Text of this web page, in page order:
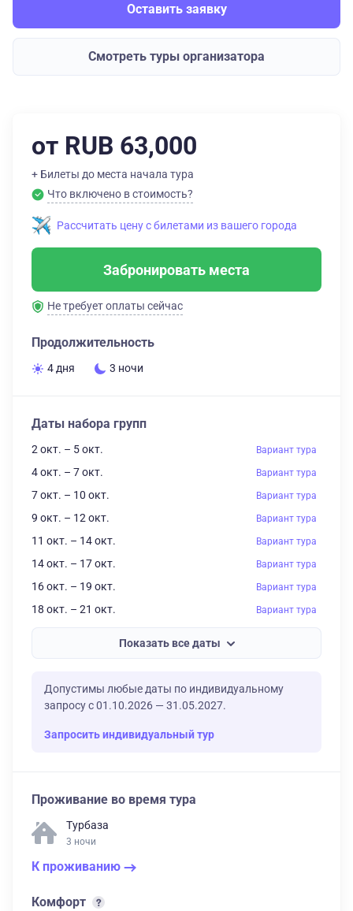
Оставить заявку
Смотреть туры организатора
от RUB 63,000
+ Билеты до места начала тура
Что включено в стоимость?
Рассчитать цену с билетами из вашего города
Забронировать места
Не требует оплаты сейчас
Продолжительность
4 дня 3 ночи
Даты набора групп
2 окт. – 5 окт. Вариант тура
4 окт. – 7 окт. Вариант тура
7 окт. – 10 окт. Вариант тура
9 окт. – 12 окт. Вариант тура
11 окт. – 14 окт. Вариант тура
14 окт. – 17 окт. Вариант тура
16 окт. – 19 окт. Вариант тура
18 окт. – 21 окт. Вариант тура
Показать все даты
Допустимы любые даты по индивидуальному
запросу с 01.10.2026 — 31.05.2027.
Запросить индивидуальный тур
Проживание во время тура
Турбаза
3 ночи
К проживанию
Комфорт